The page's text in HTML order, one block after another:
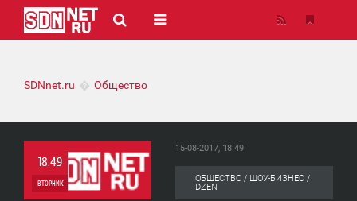
SDNnet.ru Общество
18:49
ВТОРНИК
15-08-2017, 18:49
ОБЩЕСТВО / ШОУ-БИЗНЕС /
DZEN